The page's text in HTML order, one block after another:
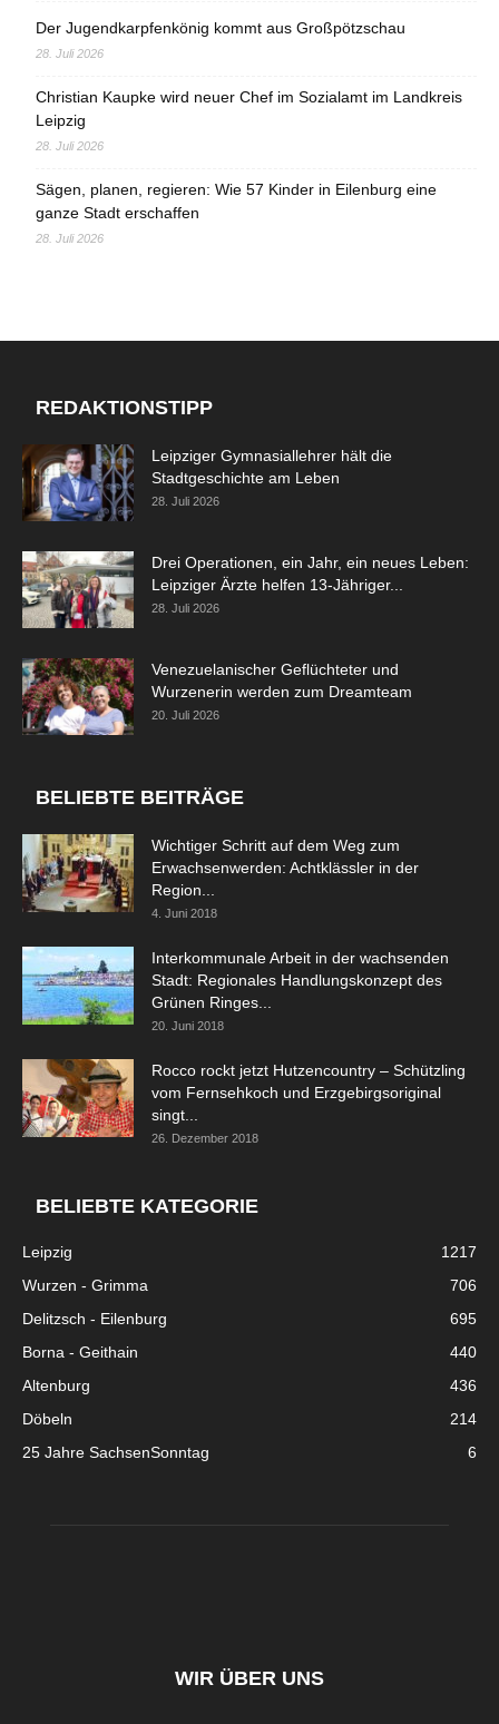
Der Jugendkarpfenkönig kommt aus Großpötzschau
28. Juli 2026
Christian Kaupke wird neuer Chef im Sozialamt im Landkreis
Leipzig
28. Juli 2026
Sägen, planen, regieren: Wie 57 Kinder in Eilenburg eine
ganze Stadt erschaffen
28. Juli 2026
REDAKTIONSTIPP
Leipziger Gymnasiallehrer hält die
Stadtgeschichte am Leben
28. Juli 2026
Drei Operationen, ein Jahr, ein neues Leben:
Leipziger Ärzte helfen 13-Jähriger...
28. Juli 2026
Venezuelanischer Geflüchteter und
Wurzenerin werden zum Dreamteam
20. Juli 2026
BELIEBTE BEITRÄGE
Wichtiger Schritt auf dem Weg zum
Erwachsenwerden: Achtklässler in der
Region...
4. Juni 2018
Interkommunale Arbeit in der wachsenden
Stadt: Regionales Handlungskonzept des
Grünen Ringes...
20. Juni 2018
Rocco rockt jetzt Hutzencountry – Schützling
vom Fernsehkoch und Erzgebirgsoriginal
singt...
26. Dezember 2018
BELIEBTE KATEGORIE
Leipzig
1217
Wurzen - Grimma
706
Delitzsch - Eilenburg
695
Borna - Geithain
440
Altenburg
436
Döbeln
214
25 Jahre SachsenSonntag
6
WIR ÜBER UNS